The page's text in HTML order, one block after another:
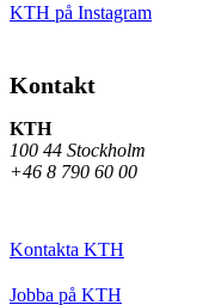
KTH på Instagram
Kontakt
KTH
100 44 Stockholm
+46 8 790 60 00
Kontakta KTH
Jobba på KTH